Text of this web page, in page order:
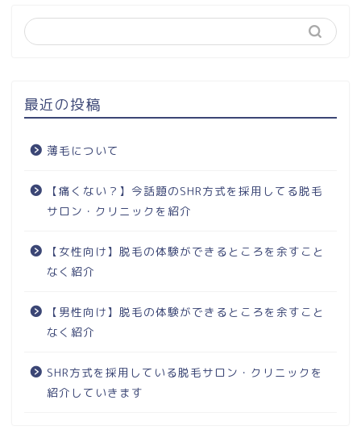
最近の投稿
薄毛について
【痛くない？】今話題のSHR方式を採用してる脱毛
サロン・クリニックを紹介
【女性向け】脱毛の体験ができるところを余すこと
なく紹介
【男性向け】脱毛の体験ができるところを余すこと
なく紹介
SHR方式を採用している脱毛サロン・クリニックを
紹介していきます